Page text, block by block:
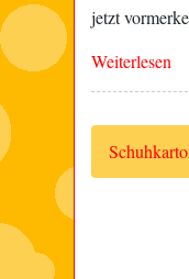
jetzt
Weiterlesen